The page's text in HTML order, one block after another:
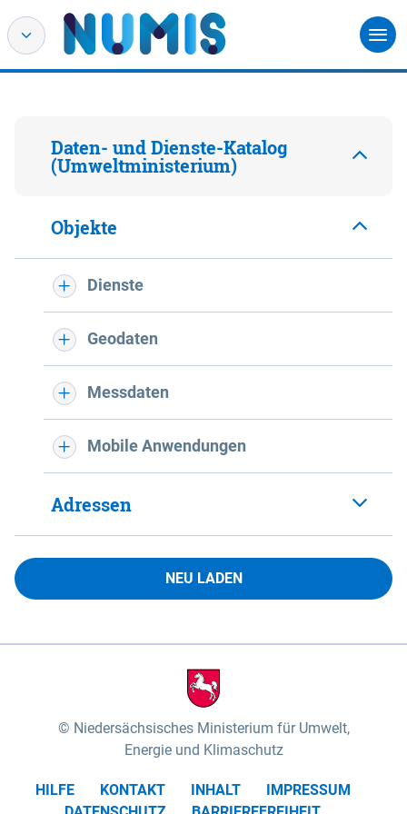
Daten- und Dienste-Katalog
(Umweltministerium)
Objekte
Dienste
Geodaten
Messdaten
Mobile Anwendungen
Adressen
NEU LADEN
Niedersächsisches Ministerium für Umwelt,
Energie und Klimaschutz
HILFE KONTAKT INHALT
IMPRESSUM